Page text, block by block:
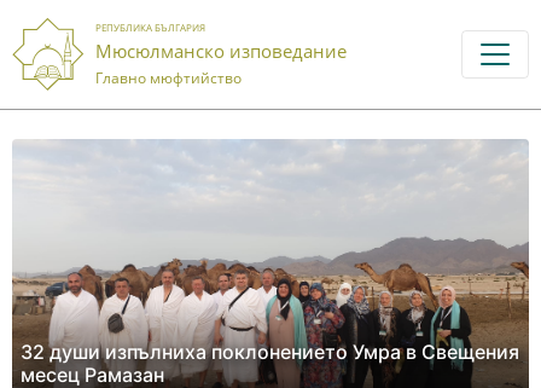
РЕПУБЛИКА БЪЛГАРИЯ
Мюсюлманско изповедание
Главно мюфтийство
32 души изпълниха поклонението Умра в Свещения
месец Рамазан